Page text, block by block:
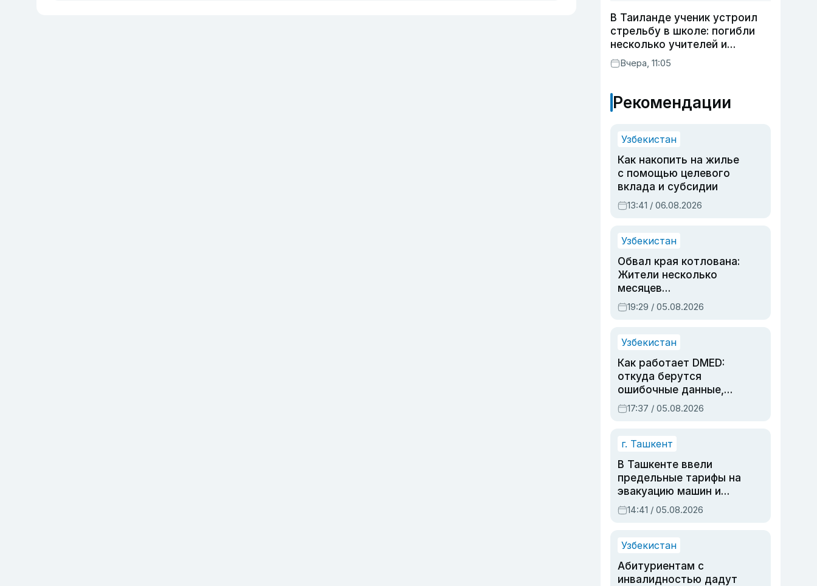
В Таиланде ученик устроил
стрельбу в школе: погибли
несколько учителей и
учащихся
Вчера, 11:05
Рекомендации
Узбекистан
Как накопить на жилье
с помощью целевого
вклада и субсидии
13:41 / 06.08.2026
Узбекистан
Обвал края котлована:
Жители несколько
месяцев
предупреждали об
опасности, но стройка
19:29 / 05.08.2026
Узбекистан
Как работает DMED:
откуда берутся
ошибочные данные,
дубли аккаунтов и
очереди по онлайн-
17:37 / 05.08.2026
г. Ташкент
В Ташкенте ввели
предельные тарифы на
эвакуацию машин и
штрафстоянки
14:41 / 05.08.2026
Узбекистан
Абитуриентам с
инвалидностью дадут